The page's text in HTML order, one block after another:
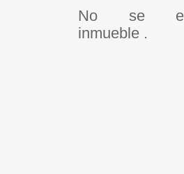
No se
inmueble .